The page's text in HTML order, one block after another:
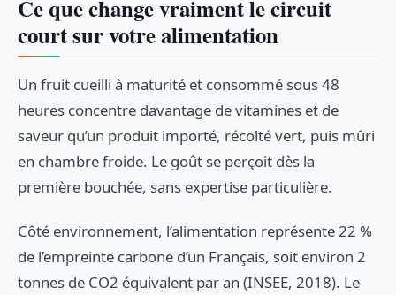
Ce que change vraiment le circuit
court sur votre alimentation
Un fruit cueilli à maturité et consommé sous 48
heures concentre davantage de vitamines et de
saveur qu’un produit importé, récolté vert, puis mûri
en chambre froide. Le goût se perçoit dès la
première bouchée, sans expertise particulière.
Côté environnement, l’alimentation représente 22 %
de l’empreinte carbone d’un Français, soit environ 2
tonnes de CO2 équivalent par an (INSEE, 2018). Le